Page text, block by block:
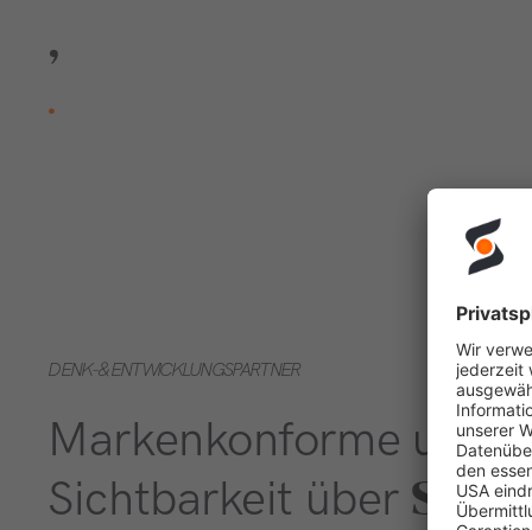
,
.
DENK- & ENTWICKLUNGSPARTNER
Markenkonforme und
Sichtbarkeit über